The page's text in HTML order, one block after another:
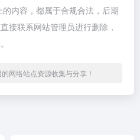
内容，都属于合规合法，后期
接联系网站管理员进行删除，
网络站点资源收集与分享！